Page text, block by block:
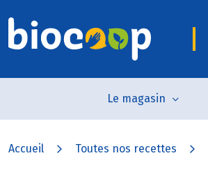
Le magasin
Accueil Toutes nos recettes